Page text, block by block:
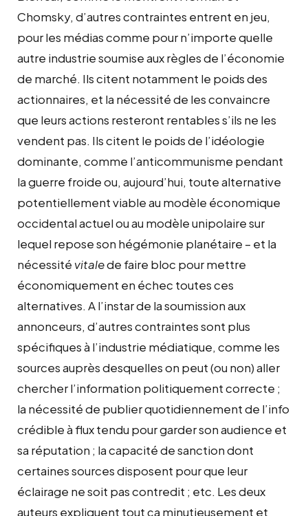
Chomsky, d’autres contraintes entrent en jeu,
pour les médias comme pour n’importe quelle
autre industrie soumise aux règles de l’économie
de marché. Ils citent notamment le poids des
actionnaires, et la nécessité de les convaincre
que leurs actions resteront rentables s’ils ne les
vendent pas. Ils citent le poids de l’idéologie
dominante, comme l’anticommunisme pendant
la guerre froide ou, aujourd’hui, toute alternative
potentiellement viable au modèle économique
occidental actuel ou au modèle unipolaire sur
lequel repose son hégémonie planétaire – et la
nécessité vitalede faire bloc pour mettre
économiquement en échec toutes ces
alternatives. A l’instar de la soumission aux
annonceurs, d’autres contraintes sont plus
spécifiques à l’industrie médiatique, comme les
sources auprès desquelles on peut (ou non) aller
chercher l’information politiquement correcte ;
la nécessité de publier quotidiennement de l’info
crédible à flux tendu pour garder son audience et
sa réputation ; la capacité de sanction dont
certaines sources disposent pour que leur
éclairage ne soit pas contredit ; etc. Les deux
auteurs expliquent tout ça minutieusement et